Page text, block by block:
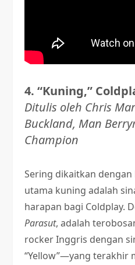
4. “Kuning,”
Ditulis oleh Chris
Buckland, Man
Champion
Sering dikaitkan
utama kuning adalah
harapan bagi Coldplay.
Parasut, adalah
rocker Inggris dengan
“Yellow”—yang terakhir